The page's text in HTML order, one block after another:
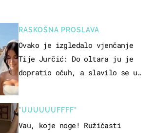
RASKOŠNA PROSLAVA
Ovako je izgledalo vjenčanje
Tije Jurčić: Do oltara ju je
dopratio očuh, a slavilo se uz
"UUUUUUFFFF"
Vau, koje noge! Ružičasti